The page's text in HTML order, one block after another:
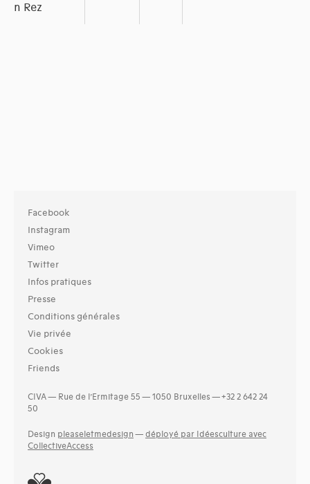
n Rez
Facebook
Instagram
Vimeo
Twitter
Infos pratiques
Presse
Conditions générales
Vie privée
Cookies
Friends
CIVA — Rue de l’Ermitage 55 — 1050 Bruxelles — +32 2 642 24
50
Design pleaseletmedesign — déployé par Idéesculture avec
CollectiveAccess